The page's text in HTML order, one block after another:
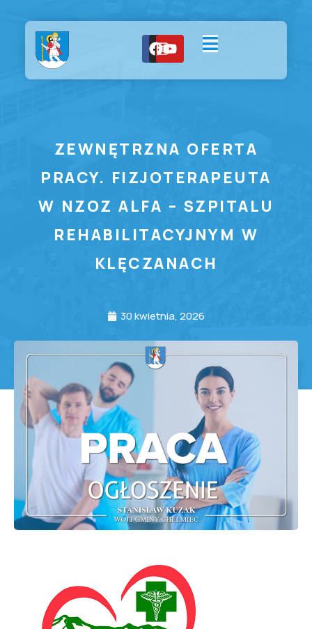
ZEWNĘTRZNA OFERTA
PRACY. FIZJOTERAPEUTA
W NZOZ ALFA – SZPITALU
REHABILITACYJNYM W
KLĘCZANACH
30 kwietnia, 2026